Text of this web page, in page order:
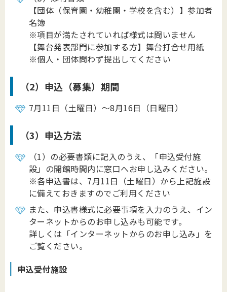
【団体（保育園・幼稚園・学校を含む）】参加者
名簿
※項目が満たされていれば様式は問いません
【舞台発表部門に参加する方】舞台打合せ用紙
※個人・団体問わず提出してください
（2）申込（募集）期間
7月11日（土曜日）～8月16日（日曜日）
（3）申込方法
（1）の必要書類に記入のうえ、「申込受付施
設」の開館時間内に窓口へお申し込みください。
※各申込書は、7月11日（土曜日）から上記施設
に備えておきますのでご利用ください
また、申込書様式に必要事項を入力のうえ、イン
ターネットからのお申し込みも可能です。
詳しくは「インターネットからのお申し込み」を
ご覧ください。
申込受付施設